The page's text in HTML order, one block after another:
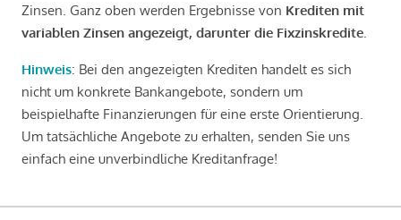
Zinsen. Ganz oben werden Ergebnisse von Krediten mit
variablen Zinsen angezeigt, darunter die Fixzinskredite
Hinweis: Bei den angezeigten Krediten handelt es sich
nicht um konkrete Bankangebote, sondern um
beispielhafte Finanzierungen für eine erste Orientierung.
Um tatsächliche Angebote zu erhalten, senden Sie uns
einfach eine unverbindliche Kreditanfrage!